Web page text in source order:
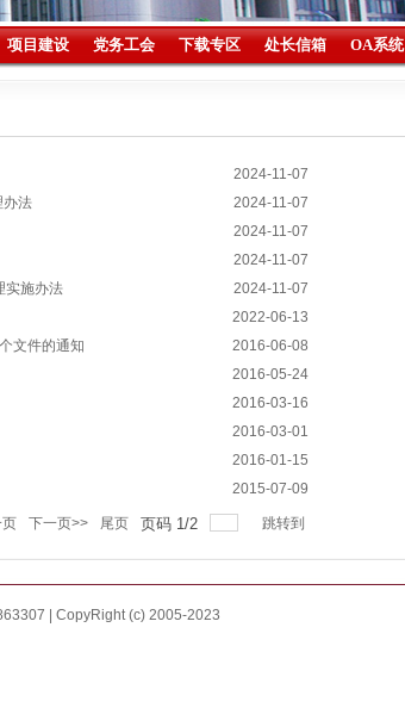
项目建设 党务工会 下载专区 处长信箱 OA系统
2024-11-07
办法
2024-11-07
2024-11-07
2024-11-07
实施办法
2024-11-07
2022-06-13
文件的通知
2016-06-08
2016-05-24
2016-03-16
2016-03-01
2016-01-15
2015-07-09
下一页>> 尾页 页码 1/2 跳转到
| CopyRight (c) 2005-2023